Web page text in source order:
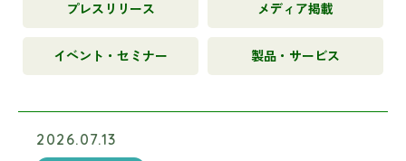
プレスリリース メディア掲載
イベント・セミナー 製品・サービス
2026.07.13